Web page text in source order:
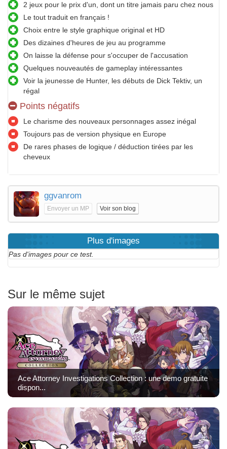
2 jeux pour le prix d'un, dont un titre jamais paru chez nous
Le tout traduit en français !
Choix entre le style graphique original et HD
Des dizaines d'heures de jeu au programme
On laisse la défense pour s'occuper de l'accusation
Quelques nouveautés de gameplay intéressantes
Voir la jeunesse de Hunter, les débuts de Dick Tektiv, un
régal
Points négatifs
Le charisme des nouveaux personnages assez inégal
Toujours pas de version physique en Europe
De rares phases de logique / déduction tirées par les
cheveux
ggvanrom
Envoyer un MP Voir son blog
Plus d'images
Pas d'images pour ce test.
Sur le même sujet
Ace Attorney Investigations Collection : une demo gratuite
dispon...